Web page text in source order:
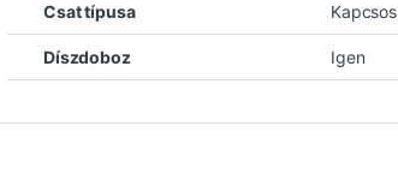
Csat típusa
Díszdoboz Igen